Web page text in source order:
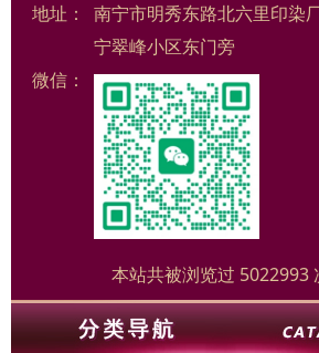
地址：
南宁市明秀东路北六里印染
宁翠峰小区东门旁
微信：
本站共被浏览过 5022993